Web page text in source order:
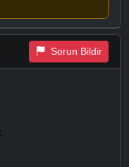
Sorun Bildir